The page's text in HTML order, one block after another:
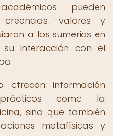
pueden
valores y
a los sumerios en
interacción con el
ofrecen información
como la
sino que también
metafísicas y